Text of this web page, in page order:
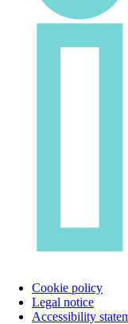
Cookie policy
Legal notice
Accessibility